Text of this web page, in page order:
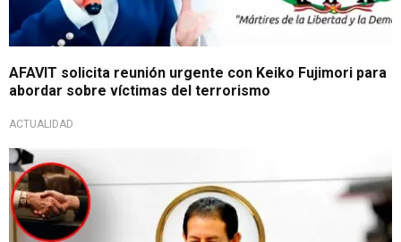
AFAVIT solicita reunión urgente con Keiko Fujimori para
abordar sobre víctimas del terrorismo
ACTUALIDAD
Caída judicial